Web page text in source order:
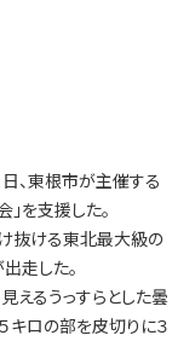
、東根市が主催する
を支援した。
抜ける東北最大級の
走した。
えるうっすらとした曇
キロの部を皮切りに３